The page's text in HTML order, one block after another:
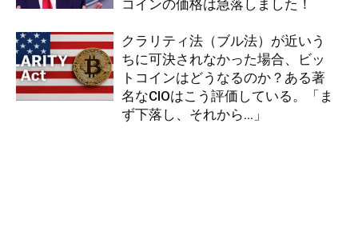
コインの価格は急落しました！
クラリティ法（ブル法）が近いう
ちに可決されなかった場合、ビッ
トコインはどうなるのか？ある著
名なCIOはこう評価している。「ま
ず下落し、それから…」